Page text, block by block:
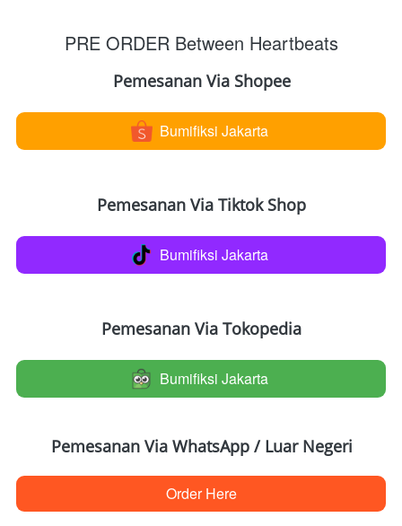
PRE ORDER Between Heartbeats
Pemesanan Via Shopee
` Bumifiksi Jakarta
Pemesanan Via Tiktok Shop
` Bumifiksi Jakarta
Pemesanan Via Tokopedia
` Bumifiksi Jakarta
Pemesanan Via WhatsApp / Luar Negeri
`
Order Here